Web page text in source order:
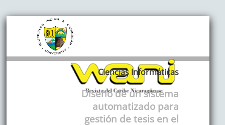
Ciencias Informáticas
Diseño de un sistema
automatizado para
gestión de tesis en el